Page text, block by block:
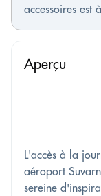
accessoires
Aperçu
L'accès à la
aéroport
sereine